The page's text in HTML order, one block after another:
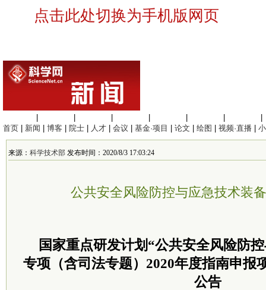
点击此处切换为手机版网页
首页
新闻 博客 院士 人才 会议 基金·项目 论文 绘图 视频·直播
来源： 科学技术部 发布时间：2020/8/3 17:03:24
公共安全风险防控与应急技术装
国家重点研发计划“公共安全风险防
专项（含司法专题）2020年度指南申报
公告